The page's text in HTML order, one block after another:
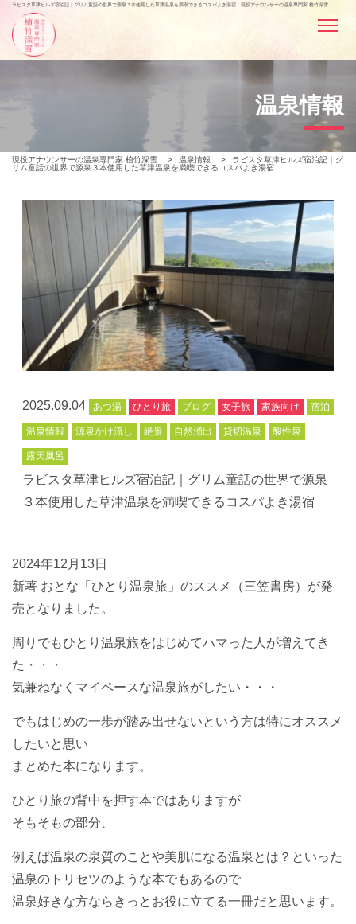
ラビスタ草津ヒルズ宿泊記｜グリム童話の世界で源泉３本使用した草津温泉を満喫できるコスパよき湯宿 | 現役アナウンサーの温泉専門家 植竹深雪
温泉情報
現役アナウンサーの温泉専門家 植竹深雪 > 温泉情報 >
ラビスタ草津ヒルズ宿泊記｜グ
リム童話の世界で源泉３本使用した草津温泉を満喫できるコスパよき湯宿
2025.09.04 あつ湯 ひとり旅 ブログ 女子旅 家族向け 宿泊
温泉情報 源泉かけ流し 絶景 自然湧出 貸切温泉 酸性泉
露天風呂
ラビスタ草津ヒルズ宿泊記｜グリム童話の世界で源泉
３本使用した草津温泉を満喫できるコスパよき湯宿
2024年12月13日
新著 おとな「ひとり温泉旅」のススメ（三笠書房）が発
売となりました。
周りでもひとり温泉旅をはじめてハマった人が増えてき
た・・・
気兼ねなくマイペースな温泉旅がしたい・・・
でもはじめの一歩が踏み出せないという方は特にオススメ
したいと思い
まとめた本になります。
ひとり旅の背中を押す本ではありますが
そもそもの部分、
例えば温泉の泉質のことや美肌になる温泉とは？といった
温泉のトリセツのような本でもあるので
温泉好きな方ならきっとお役に立てる一冊だと思います。